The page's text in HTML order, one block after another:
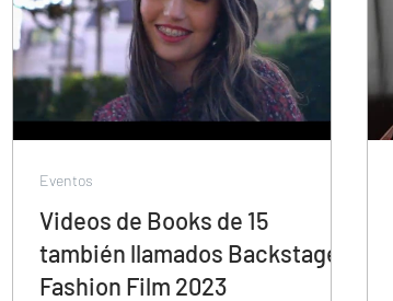
Videos de Books de 15
también llamados Backstage o
Fashion Film 2023
Eventos